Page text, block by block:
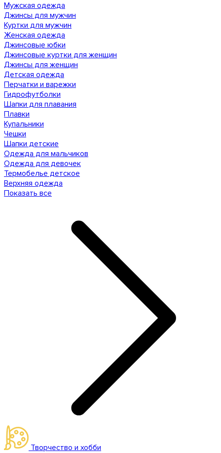
Мужская одежда
Джинсы для мужчин
Куртки для мужчин
Женская одежда
Джинсовые юбки
Джинсовые куртки для женщин
Джинсы для женщин
Детская одежда
Перчатки и варежки
Гидрофутболки
Шапки для плавания
Плавки
Купальники
Чешки
Шапки детские
Одежда для мальчиков
Одежда для девочек
Термобелье детское
Верхняя одежда
Показать все
Творчество и хобби